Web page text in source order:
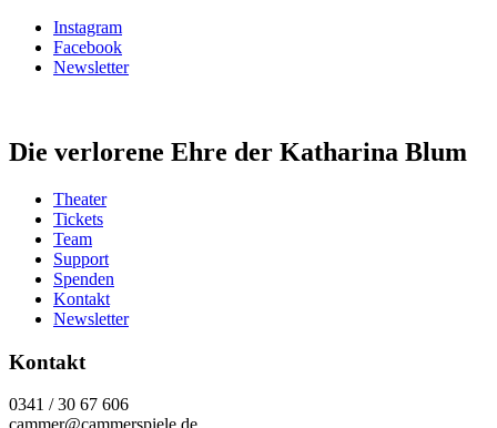
Instagram
Facebook
Newsletter
Die verlorene Ehre der Katharina Blum
Theater
Tickets
Team
Support
Spenden
Kontakt
Newsletter
Kontakt
0341 / 30 67 606